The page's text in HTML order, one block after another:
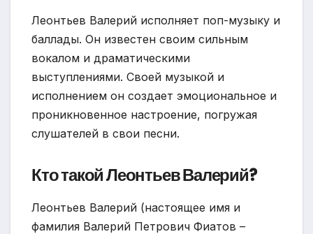
Леонтьев Валерий исполняет поп-музыку и
баллады. Он известен своим сильным
вокалом и драматическими
выступлениями. Своей музыкой и
исполнением он создает эмоциональное и
проникновенное настроение, погружая
слушателей в свои песни.
Кто такой Леонтьев Валерий?
Леонтьев Валерий (настоящее имя и
фамилия Валерий Петрович Фиатов –